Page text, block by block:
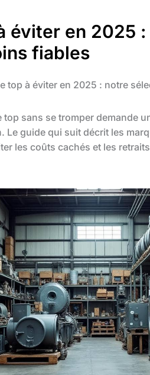
éviter en 2025
fiables
top à éviter en 2025 : notre
sans se tromper demande
Le guide qui suit décrit les
les coûts cachés et les